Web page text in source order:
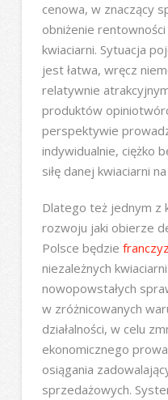
cenowa, w znaczący
obniżenie
kwiaciarni. Sytuacja
jest łatwa, wręcz
relatywnie
produktów
perspektywie
indywidualnie, ciężko
siłę danej kwiaciarni
Dlatego też jednym z
rozwoju jaki obierze
Polsce będzie
niezależnych
nowopowstałych
w zróżnicowanych
działalności, w celu
ekonomicznego
osiągania
sprzedażowych.